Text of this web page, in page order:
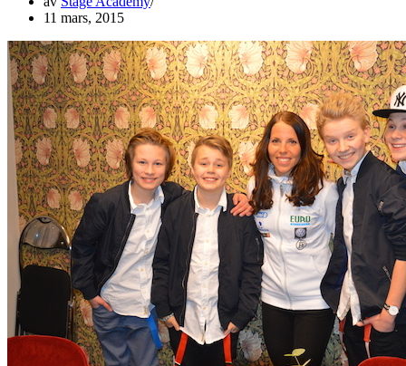
11 mars, 2015